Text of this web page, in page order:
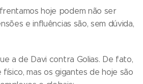
hoje podem não ser
e influências são, sem dúvida,
a de Davi contra Golias. De fato,
físico, mas os gigantes de hoje são